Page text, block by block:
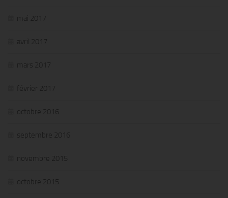
mai 2017
avril 2017
mars 2017
février 2017
octobre 2016
septembre 2016
novembre 2015
octobre 2015